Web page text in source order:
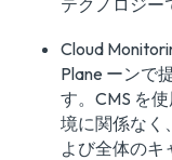
テクノロジー
Cloud
Plane ーンで
す。CMS を
境に関係なく
よび全体のキ